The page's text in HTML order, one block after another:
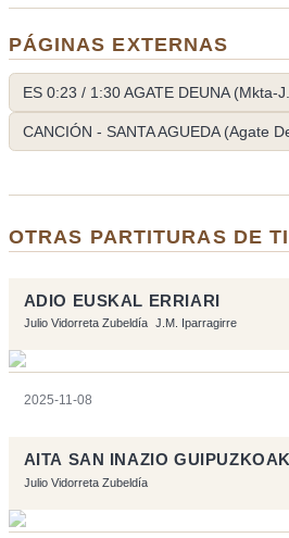
PÁGINAS EXTERNAS
ES 0:23 / 1:30 AGATE DEUNA (Mkta-
CANCIÓN - SANTA AGUEDA (Agate
OTRAS PARTITURAS DE
ADIO EUSKAL ERRIARI
Julio Vidorreta Zubeldía J.M. Iparragirre
2025-11-08
AITA SAN INAZIO
Julio Vidorreta Zubeldía